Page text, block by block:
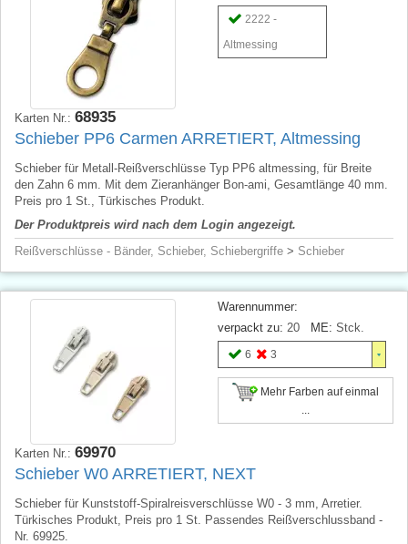
2222 -
Altmessing
Karten Nr.: 68935
Schieber PP6 Carmen ARRETIERT, Altmessing
Schieber für Metall-Reißverschlüsse Typ PP6 altmessing, für Breite
den Zahn 6 mm. Mit dem Zieranhänger Bon-ami, Gesamtlänge 40 mm.
Preis pro 1 St., Türkisches Produkt.
Der Produktpreis wird nach dem Login angezeigt.
Reißverschlüsse - Bänder, Schieber, Schiebergriffe > Schieber
Warennummer:
verpackt zu: 20 ME: Stck.
6 3
Mehr Farben auf einmal
Karten Nr.: 69970
Schieber W0 ARRETIERT, NEXT
Schieber für Kunststoff-Spiralreisverschlüsse W0 - 3 mm, Arretier.
Türkisches Produkt, Preis pro 1 St. Passendes Reißverschlussband -
Nr. 69925.